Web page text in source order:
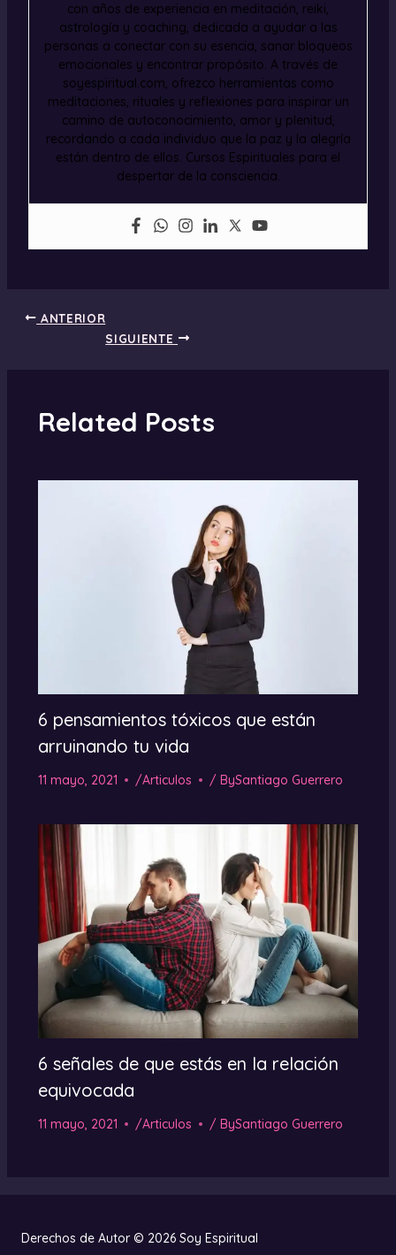
con años de experiencia en meditación, reiki,
astrología y coaching, dedicada a ayudar a las
personas a conectar con su esencia, sanar bloqueos
emocionales y encontrar propósito. A través de
soyespiritual.com, ofrezco herramientas como
meditaciones, rituales y reflexiones para inspirar un
camino de autoconocimiento, amor y plenitud,
recordando a cada individuo que la paz y la alegría
están dentro de ellos. Cursos Espirituales para el
despertar de la consciencia.
ANTERIOR
SIGUIENTE
Related Posts
6 pensamientos tóxicos que están
arruinando tu vida
11 mayo, 2021 /Articulos / BySantiago Guerrero
6 señales de que estás en la relación
equivocada
11 mayo, 2021 /Articulos / BySantiago Guerrero
Derechos de Autor © 2026 Soy Espiritual